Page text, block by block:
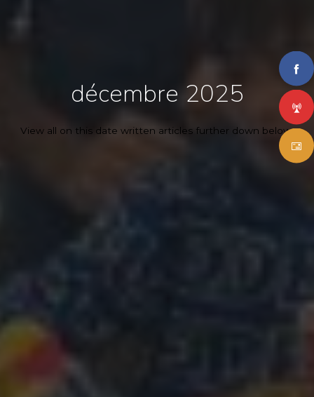
décembre 2025
View all on this date written articles further down below.